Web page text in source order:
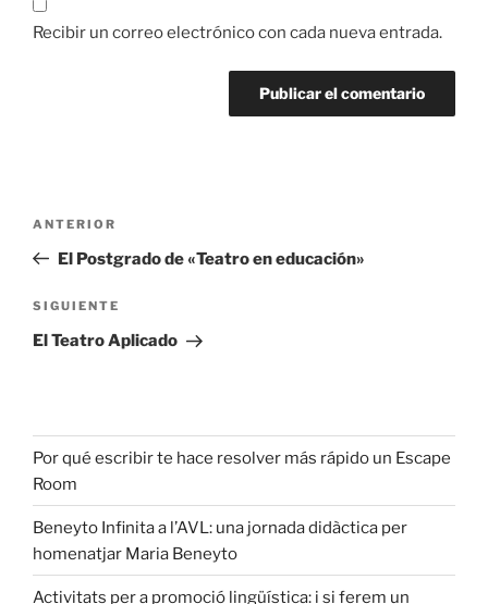
Recibir un correo electrónico con cada nueva entrada.
ANTERIOR
El Postgrado de «Teatro en educación»
SIGUIENTE
El Teatro Aplicado
Por qué escribir te hace resolver más rápido un Escape
Room
Beneyto Infinita a l’AVL: una jornada didàctica per
homenatjar Maria Beneyto
Activitats per a promoció lingüística: i si ferem un